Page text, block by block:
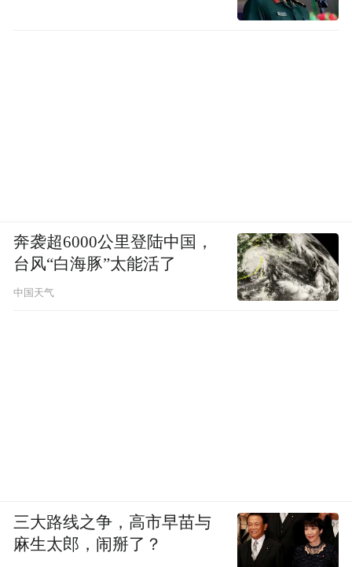
奔袭超6000公里登陆中国，
台风“白海豚”太能活了
中国天气
三大路线之争，高市早苗与
麻生太郎，闹掰了？